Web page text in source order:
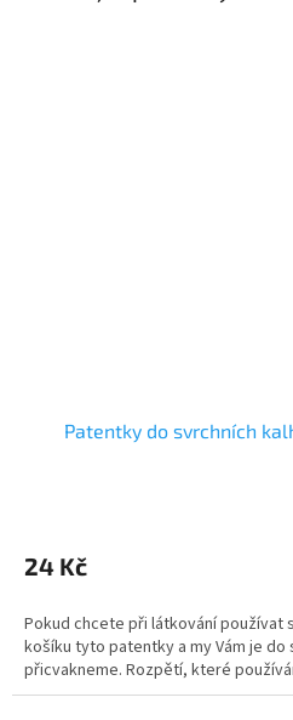
Patentky do svrchních
24 Kč
Pokud chcete při látkování používat
košíku tyto patentky a my Vám je do
přicvakneme. Rozpětí, které